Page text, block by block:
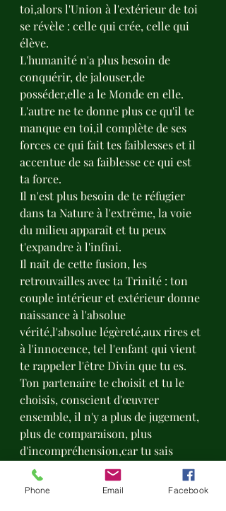
toi,alors l'Union à l'extérieur de toi
se révèle : celle qui crée, celle qui
élève.
L'humanité n'a plus besoin de
conquérir, de jalouser,de
posséder,elle a le Monde en elle.
L'autre ne te donne plus ce qu'il te
manque en toi,il complète de ses
forces ce qui fait tes faiblesses et il
accentue de sa faiblesse ce qui est
ta force.
Il n'est plus besoin de te réfugier
dans ta Nature à l'extrême, la voie
du milieu apparaît et tu peux
t'expandre à l'infini.
Il naît de cette fusion, les
retrouvailles avec ta Trinité : ton
couple intérieur et extérieur donne
naissance à l'absolue
vérité,l'absolue légèreté,aux rires et
à l'innocence, tel l'enfant qui vient
te rappeler l'être Divin que tu es.
Ton partenaire te choisit et tu le
choisis, conscient d'œuvrer
ensemble, il n'y a plus de jugement,
plus de comparaison, plus
d'incompréhension,car tu sais
désormais que vous êtes différents
mais compléments, capables d'être
Phone Email Facebook